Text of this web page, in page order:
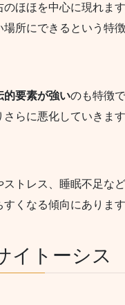
のほほを中心に現れま
所にできるという特徴
的要素が強いのも特徴
らに悪化していきます
トレス、睡眠不足な
くなる傾向にあります
イトーシス